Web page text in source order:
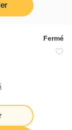
Fermé